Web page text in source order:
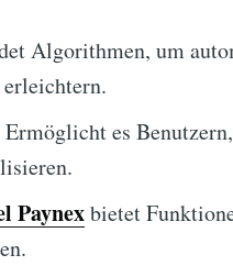
Algorithmen, um
Ermöglicht es
Paynexbietet